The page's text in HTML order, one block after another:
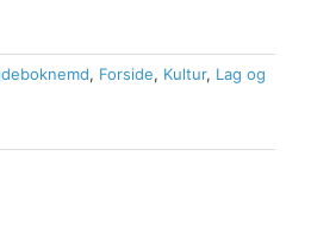
, Forside, Kultur, Lag og